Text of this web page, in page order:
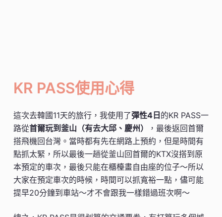
KR PASS使用心得
這次去韓國11天的旅行，我使用了彈性4日的KR PASS一
路從首爾玩到釜山（有去大邱、慶州）
，最後返回首爾
搭飛機回台灣。當時都有先在網路上預約，但是時間有
點抓太緊，所以最後一趟從釜山回首爾的KTX沒搭到原
本預定的車次，最後只能在櫃檯畫自由座的位子～所以
大家在預定車次的時候，時間可以抓寬裕一點，儘可能
提早20分鐘到車站～才不會跟我一樣錯過班次啊～